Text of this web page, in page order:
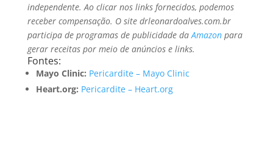
independente. Ao clicar nos links fornecidos, podemos
receber compensação. O site drleonardoalves.com.br
participa de programas de publicidade da Amazonpara
gerar receitas por meio de anúncios e links.
Fontes:
Mayo Clinic: Pericardite – Mayo Clinic
Heart.org: Pericardite – Heart.org